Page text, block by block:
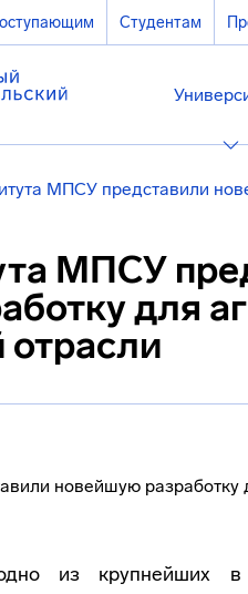
Студентам
МПСУ представили
МПСУ
для
из крупнейших в